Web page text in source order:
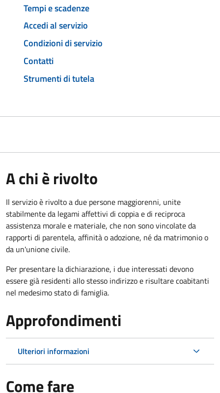
Tempi e scadenze
Accedi al servizio
Condizioni di servizio
Contatti
Strumenti di tutela
A chi è rivolto
Il servizio è rivolto a due persone maggiorenni, unite
stabilmente da legami affettivi di coppia e di reciproca
assistenza morale e materiale, che non sono vincolate da
rapporti di parentela, affinità o adozione, né da matrimonio o
da un'unione civile.
Per presentare la dichiarazione, i due interessati devono
essere già residenti allo stesso indirizzo e risultare coabitanti
nel medesimo stato di famiglia.
Approfondimenti
Ulteriori informazioni
Come fare